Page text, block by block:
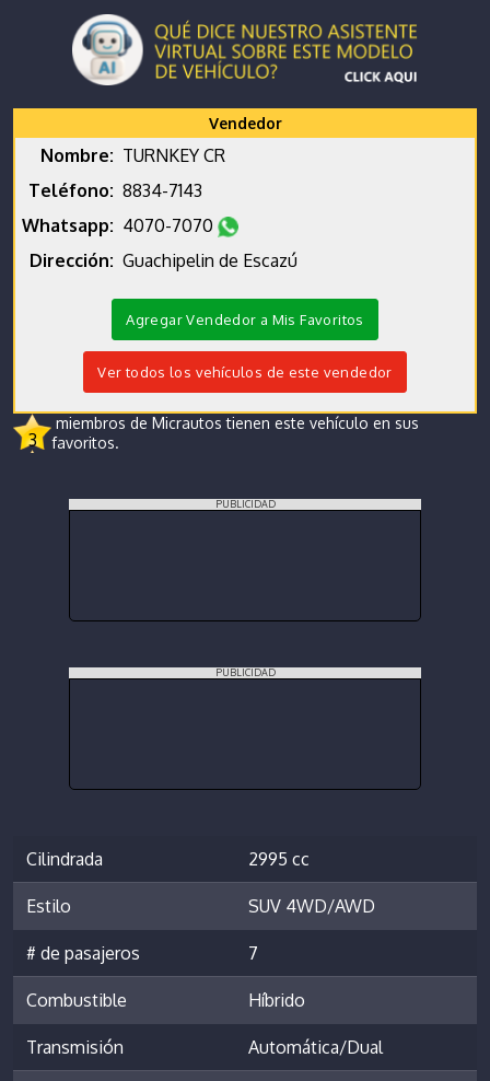
Vendedor
Nombre: TURNKEY CR
Teléfono: 8834-7143
Whatsapp: 4070-7070
Dirección: Guachipelin de Escazú
Agregar Vendedor a Mis Favoritos
Ver todos los vehículos de este vendedor
3
miembros de Micrautos tienen este vehículo en sus
favoritos.
PUBLICIDAD
PUBLICIDAD
Cilindrada 2995 cc
Estilo SUV 4WD/AWD
# de pasajeros 7
Combustible Híbrido
Transmisión Automática/Dual